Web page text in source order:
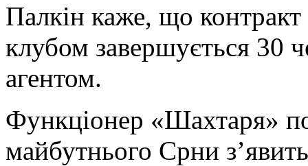
Палкін каже, що контракт
клубом завершується 30
агентом.
Функціонер «Шахтаря»
майбутнього Срни